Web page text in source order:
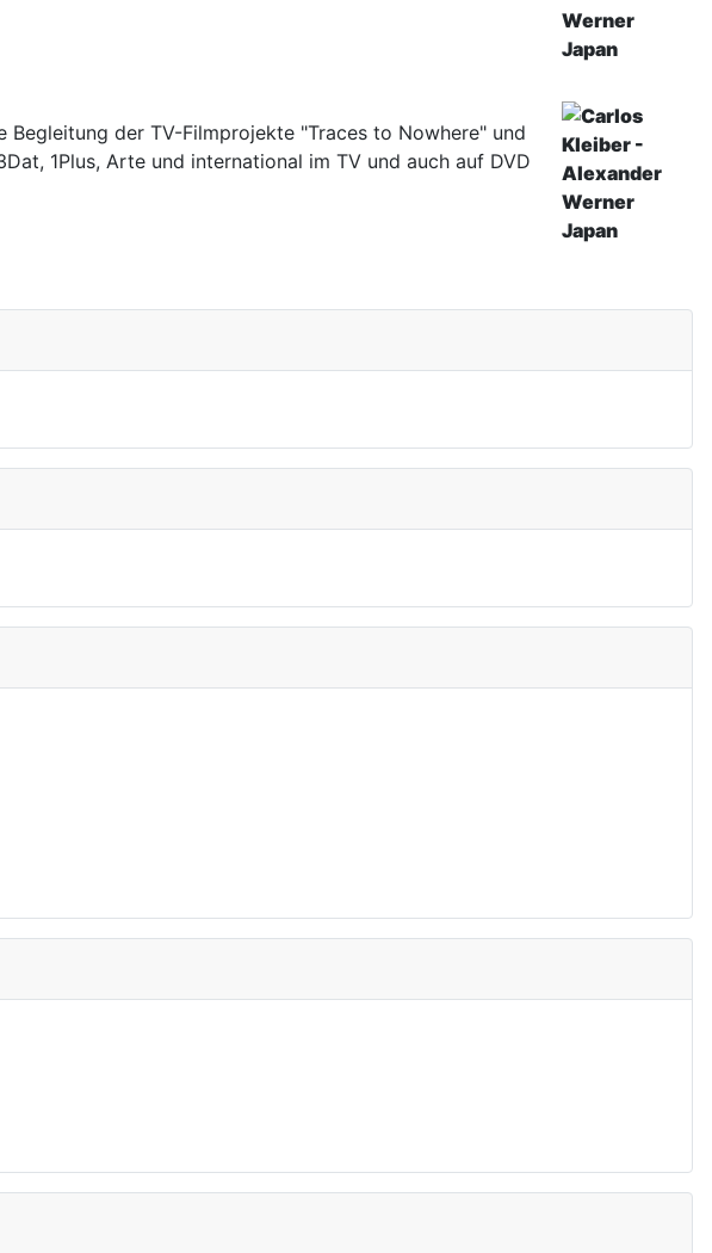
Begleitung der TV-Filmprojekte "Traces to Nowhere" und
1Plus, Arte und international im TV und auch auf DVD